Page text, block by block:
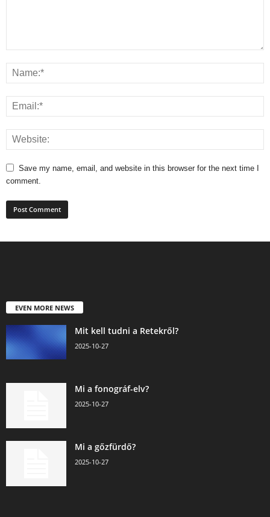
Save my name, email, and website in this browser for the next time I
comment.
EVEN MORE NEWS
Mit kell tudni a Retekről?
2025-10-27
Mi a fonográf-elv?
2025-10-27
Mi a gőzfürdő?
2025-10-27